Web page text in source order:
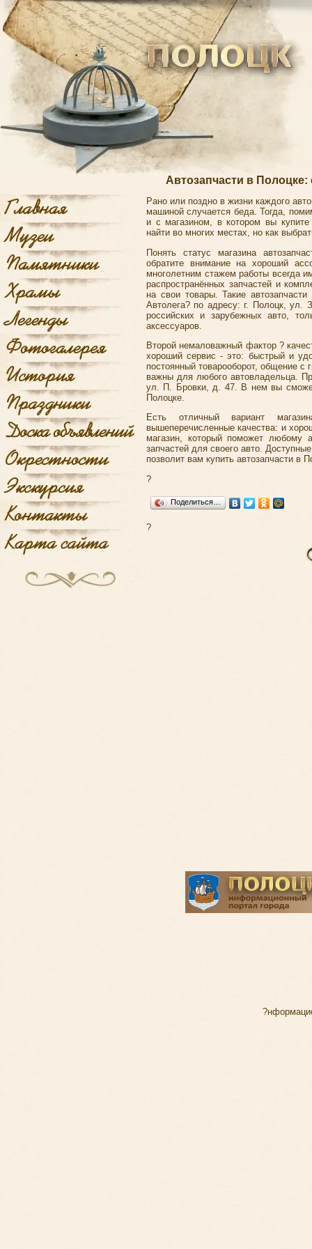
Автозапчасти в
Рано или поздно в жизни каждого
машиной случается беда. Тогда,
и с магазином, в котором вы
найти во многих местах, но как
Понять статус магазина
обратите внимание на хороший
многолетним стажем работы всегда
распространённых запчастей и
на свои товары. Такие
Автолега? по адресу: г. Полоцк, ул.
российских и зарубежных авто,
аксессуаров.
Второй немаловажный фактор ?
хороший сервис - это: быстрый и
постоянный товарооборот, общение
важны для любого автовладельца.
ул. П. Бровки, д. 47. В нем вы
Полоцке.
Есть отличный вариант
вышеперечисленные качества: и
магазин, который поможет любому
запчастей для своего авто.
позволит вам купить автозапчасти в
?
Поделиться…
?